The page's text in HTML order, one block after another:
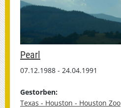
Pearl
07.12.1988 - 24.04.1991
Gestorben:
Texas - Houston - Houston Zoo